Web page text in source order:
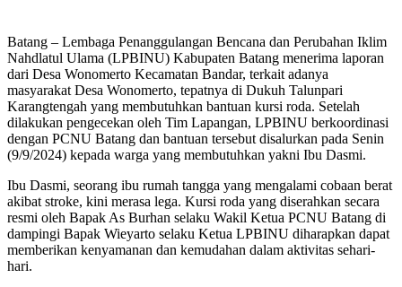
Batang – Lembaga Penanggulangan Bencana dan Perubahan Iklim
Nahdlatul Ulama (LPBINU) Kabupaten Batang menerima laporan
dari Desa Wonomerto Kecamatan Bandar, terkait adanya
masyarakat Desa Wonomerto, tepatnya di Dukuh Talunpari
Karangtengah yang membutuhkan bantuan kursi roda. Setelah
dilakukan pengecekan oleh Tim Lapangan, LPBINU berkoordinasi
dengan PCNU Batang dan bantuan tersebut disalurkan pada Senin
(9/9/2024) kepada warga yang membutuhkan yakni Ibu Dasmi.
Ibu Dasmi, seorang ibu rumah tangga yang mengalami cobaan berat
akibat stroke, kini merasa lega. Kursi roda yang diserahkan secara
resmi oleh Bapak As Burhan selaku Wakil Ketua PCNU Batang di
dampingi Bapak Wieyarto selaku Ketua LPBINU diharapkan dapat
memberikan kenyamanan dan kemudahan dalam aktivitas sehari-
hari.